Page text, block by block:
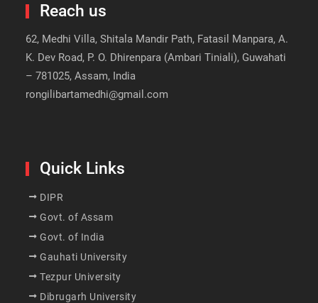
Reach us
62, Medhi Villa, Shitala Mandir Path, Fatasil Manpara, A.
K. Dev Road, P. O. Dhirenpara (Ambari Tiniali), Guwahati
– 781025, Assam, India
rongilibartamedhi@gmail.com
Quick Links
DIPR
Govt. of Assam
Govt. of India
Gauhati University
Tezpur University
Dibrugarh University